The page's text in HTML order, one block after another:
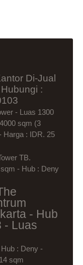
Di-Jual
:
- Luas 1300
sqm (3
Harga : IDR. 25
TB.
- Hub : Deny
- Hub
- Luas
: Deny -
sqm